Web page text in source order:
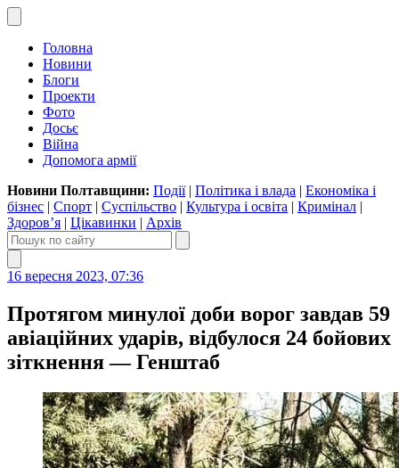
Головна
Новини
Блоги
Проекти
Фото
Досьє
Війна
Допомога армії
Новини Полтавщини: Події| Політика і влада | Економіка і
бізнес | Спорт | Суспільство | Культура і освіта | Кримінал |
Здоров’я | Цікавинки | Архів
16 вересня 2023, 07:36
Протягом минулої доби ворог завдав 59
авіаційних ударів, відбулося 24 бойових
зіткнення — Генштаб